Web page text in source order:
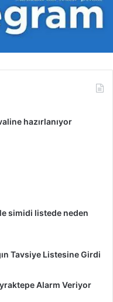
hazırlanıyor
simidi listede neden
Tavsiye Listesine Girdi
Alarm Veriyor